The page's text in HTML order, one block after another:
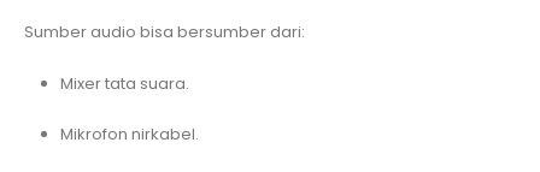
Sumber audio bisa bersumber dari:
Mixer tata suara.
Mikrofon nirkabel.